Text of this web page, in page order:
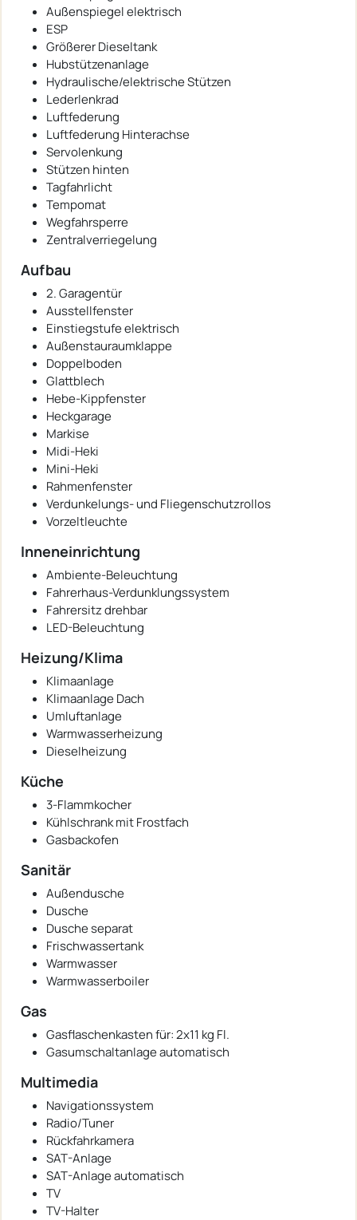
Außenspiegel elektrisch
ESP
Größerer Dieseltank
Hubstützenanlage
Hydraulische/elektrische Stützen
Lederlenkrad
Luftfederung
Luftfederung Hinterachse
Servolenkung
Stützen hinten
Tagfahrlicht
Tempomat
Wegfahrsperre
Zentralverriegelung
Aufbau
2. Garagentür
Ausstellfenster
Einstiegstufe elektrisch
Außenstauraumklappe
Doppelboden
Glattblech
Hebe-Kippfenster
Heckgarage
Markise
Midi-Heki
Mini-Heki
Rahmenfenster
Verdunkelungs- und Fliegenschutzrollos
Vorzeltleuchte
Inneneinrichtung
Ambiente-Beleuchtung
Fahrerhaus-Verdunklungssystem
Fahrersitz drehbar
LED-Beleuchtung
Heizung/Klima
Klimaanlage
Klimaanlage Dach
Umluftanlage
Warmwasserheizung
Dieselheizung
Küche
3-Flammkocher
Kühlschrank mit Frostfach
Gasbackofen
Sanitär
Außendusche
Dusche
Dusche separat
Frischwassertank
Warmwasser
Warmwasserboiler
Gas
Gasflaschenkasten für: 2x11 kg Fl.
Gasumschaltanlage automatisch
Multimedia
Navigationssystem
Radio/Tuner
Rückfahrkamera
SAT-Anlage
SAT-Anlage automatisch
TV
TV-Halter